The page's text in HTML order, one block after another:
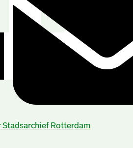
Stadsarchief Rotterdam